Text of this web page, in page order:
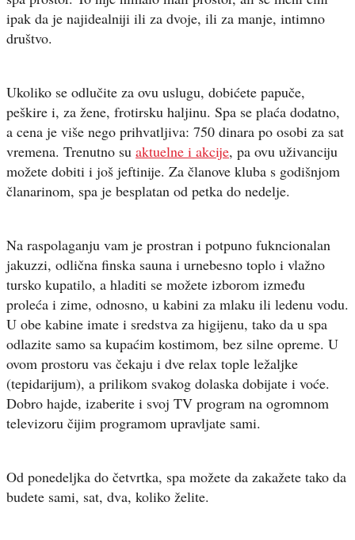
ipak da je najidealniji ili za dvoje, ili za manje, intimno
društvo.
Ukoliko se odlučite za ovu uslugu, dobićete papuče,
peškire i, za žene, frotirsku haljinu. Spa se plaća dodatno,
a cena je više nego prihvatljiva: 750 dinara po osobi za sat
vremena. Trenutno su aktuelne i akcije, pa ovu uživanciju
možete dobiti i još jeftinije. Za članove kluba s godišnjom
članarinom, spa je besplatan od petka do nedelje.
Na raspolaganju vam je prostran i potpuno fukncionalan
jakuzzi, odlična finska sauna i urnebesno toplo i vlažno
tursko kupatilo, a hladiti se možete izborom između
proleća i zime, odnosno, u kabini za mlaku ili ledenu vodu.
U obe kabine imate i sredstva za higijenu, tako da u spa
odlazite samo sa kupaćim kostimom, bez silne opreme. U
ovom prostoru vas čekaju i dve relax tople ležaljke
(tepidarijum), a prilikom svakog dolaska dobijate i voće.
Dobro hajde, izaberite i svoj TV program na ogromnom
televizoru čijim programom upravljate sami.
Od ponedeljka do četvrtka, spa možete da zakažete tako da
budete sami, sat, dva, koliko želite.